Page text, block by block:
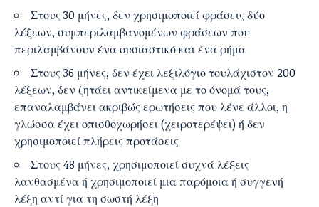
Στους 30 μήνες, δεν χρησιμοποιεί φράσεις δύο
λέξεων, συμπεριλαμβανομένων φράσεων που
περιλαμβάνουν ένα ουσιαστικό και ένα ρήμα
Στους 36 μήνες, δεν έχει λεξιλόγιο τουλάχιστον 200
λέξεων, δεν ζητάει αντικείμενα με το όνομά τους,
επαναλαμβάνει ακριβώς ερωτήσεις που λένε άλλοι, η
γλώσσα έχει οπισθοχωρήσει (χειροτερέψει) ή δεν
χρησιμοποιεί πλήρεις προτάσεις
Στους 48 μήνες, χρησιμοποιεί συχνά λέξεις
λανθασμένα ή χρησιμοποιεί μια παρόμοια ή συγγενή
λέξη αντί για τη σωστή λέξη